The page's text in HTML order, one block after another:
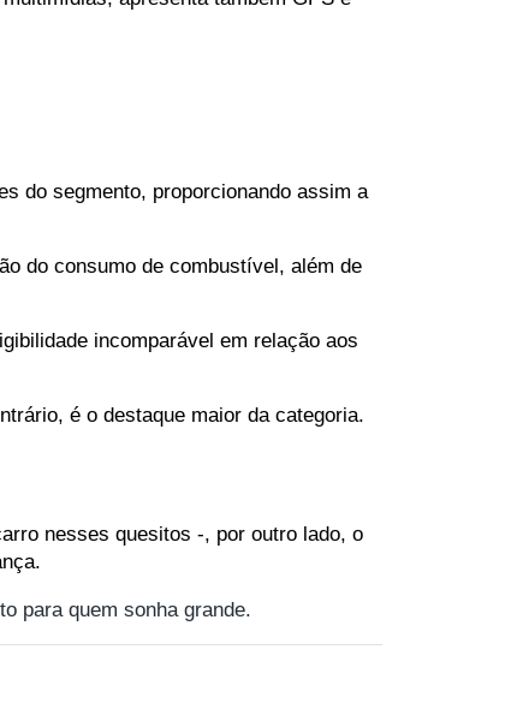
do segmento, proporcionando assim a
do consumo de combustível, além de
incomparável em relação aos
é o destaque maior da categoria.
nesses quesitos -, por outro lado, o
para quem sonha grande.